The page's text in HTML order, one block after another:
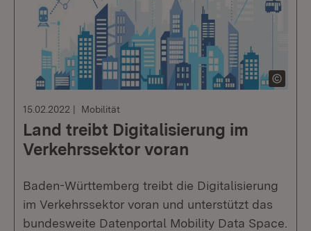
15.02.2022 Mobilität
Land treibt Digitalisierung im
Verkehrssektor voran
Baden-Württemberg treibt die Digitalisierung
im Verkehrssektor voran und unterstützt das
bundesweite Datenportal Mobility Data Space.